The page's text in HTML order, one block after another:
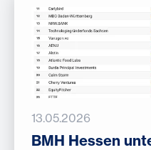
13.05.2026
BMH Hessen